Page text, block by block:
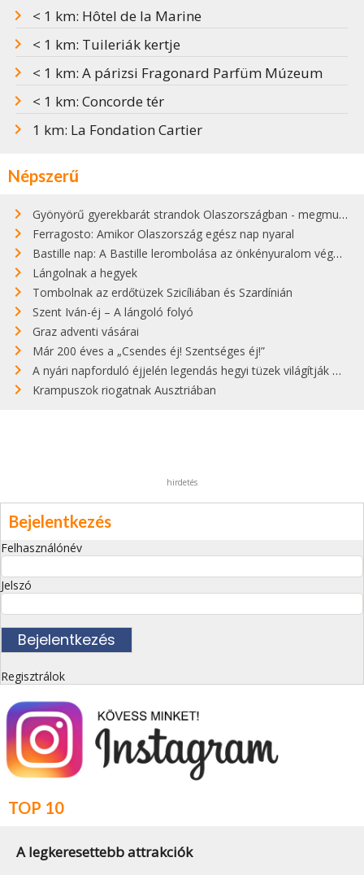
< 1 km: Hôtel de la Marine
< 1 km: Tuileriák kertje
< 1 km: A párizsi Fragonard Parfüm Múzeum
< 1 km: Concorde tér
1 km: La Fondation Cartier
Népszerű
Gyönyörű gyerekbarát strandok Olaszországban - megmutatjuk a 15 legjobbat
Ferragosto: Amikor Olaszország egész nap nyaral
Bastille nap: A Bastille lerombolása az önkényuralom végét jelentette
Lángolnak a hegyek
Tombolnak az erdőtüzek Szicíliában és Szardínián
Szent Iván-éj – A lángoló folyó
Graz adventi vásárai
Már 200 éves a „Csendes éj! Szentséges éj!”
A nyári napforduló éjjelén legendás hegyi tüzek világítják meg Zugspitzét
Krampuszok riogatnak Ausztriában
hirdetés
Bejelentkezés
Felhasználónév
Jelszó
Regisztrálok
TOP 10
A legkeresettebb attrakciók